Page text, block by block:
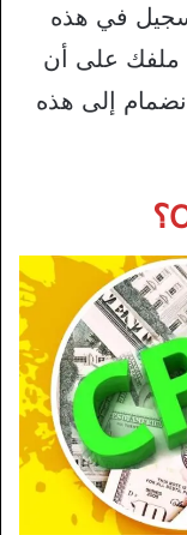
في هذه
ملفك على أن
إلى هذه